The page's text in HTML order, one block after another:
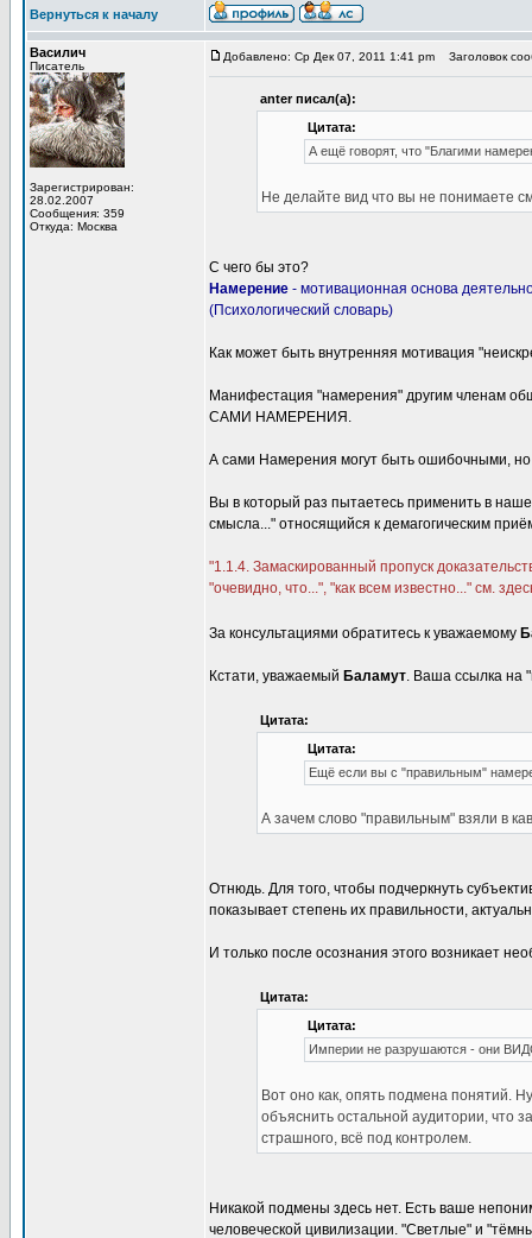
Вернуться к началу
Василич
Писатель
Зарегистрирован:
28.02.2007
Сообщения: 359
Откуда: Москва
Добавлено: Ср Дек 07, 2011 1:41 pm Заголовок
anter писал(а):
Цитата:
А ещё говорят, что "Благими
Не делайте вид что вы не понимаете
С чего бы это?
Намерение - мотивационная основа
(Психологический словарь)
Как может быть внутренняя мотивация
Манифестация "намерения" другим членам
САМИ НАМЕРЕНИЯ.
А сами Намерения могут быть ошибочными, но
Вы в который раз пытаетесь применить в
смысла..." относящийся к демагогическим
"1.1.4. Замаскированный пропуск
"очевидно, что...", "как всем известно..." см.
За консультациями обратитесь к уважаемому
Кстати, уважаемый Баламут. Ваша ссылка на
Цитата:
Цитата:
Ещё если вы с "правильным"
А зачем слово "правильным" взяли в
Отнюдь. Для того, чтобы подчеркнуть
показывает степень их правильности,
И только после осознания этого возникает
Цитата:
Цитата:
Империи не разрушаются - они
Вот оно как, опять подмена понятий.
объяснить остальной аудитории, что
страшного, всё под контролем.
Никакой подмены здесь нет. Есть ваше
человеческой цивилизации. "Светлые" и